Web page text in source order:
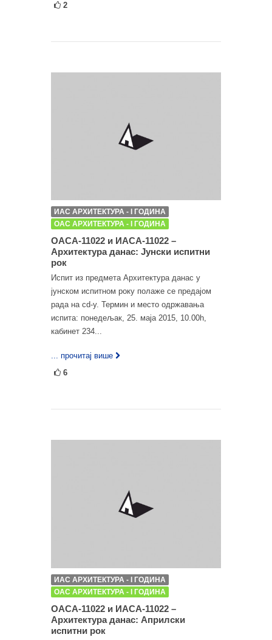
2
ИАС АРХИТЕКТУРА - I ГОДИНА
ОАС АРХИТЕКТУРА - I ГОДИНА
ОАСА-11022 и ИАСА-11022 –
Архитектура данас: Јунски испитни
рок
Испит из предмета Архитектура данас у
јунском испитном року полаже се предајом
рада на cd-у. Термин и место одржавања
испита: понедељак, 25. маја 2015, 10.00h,
кабинет 234...
... прочитај више
6
ИАС АРХИТЕКТУРА - I ГОДИНА
ОАС АРХИТЕКТУРА - I ГОДИНА
ОАСА-11022 и ИАСА-11022 –
Архитектура данас: Априлски
испитни рок